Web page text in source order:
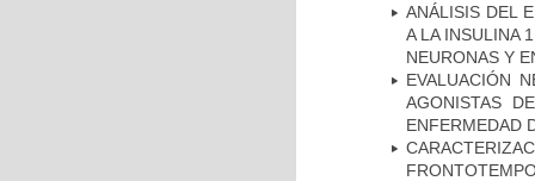
ANÁLISIS DEL
A LA INSULINA
NEURONAS Y
EVALUACIÓN
AGONISTAS
ENFERMEDAD